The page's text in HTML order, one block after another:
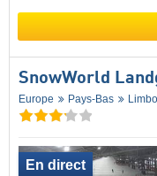
SnowWorld
Europe Pays-Bas
En direct